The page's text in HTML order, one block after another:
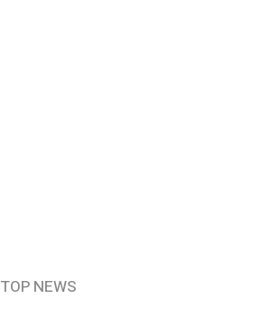
TOP NEWS